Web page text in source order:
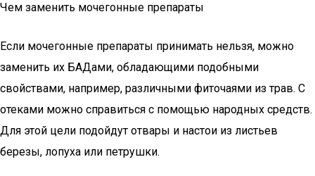
Чем заменить мочегонные препараты
Если мочегонные препараты принимать нельзя, можно
заменить их БАДами, обладающими подобными
свойствами, например, различными фиточаями из трав. С
отеками можно справиться с помощью народных средств.
Для этой цели подойдут отвары и настои из листьев
березы, лопуха или петрушки.